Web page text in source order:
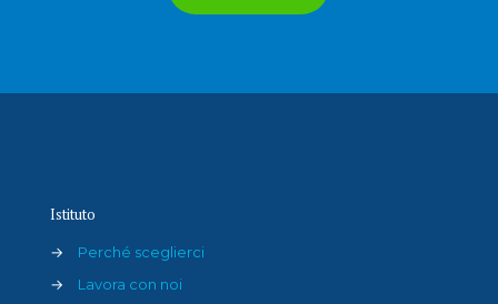
Istituto
→
Perché sceglierci
→
Lavora con noi